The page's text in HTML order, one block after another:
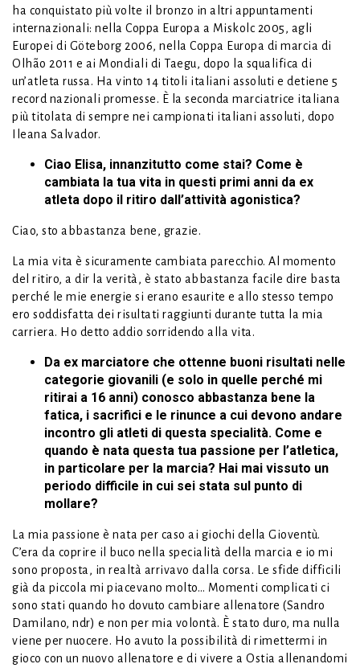
ha conquistato più volte il bronzo in altri appuntamenti
internazionali: nella Coppa Europa a Miskolc 2005, agli
Europei di Göteborg 2006, nella Coppa Europa di marcia di
Olhão 2011 e ai Mondiali di Taegu, dopo la squalifica di
un’atleta russa. Ha vinto 14 titoli italiani assoluti e detiene 5
record nazionali promesse. È la seconda marciatrice italiana
più titolata di sempre nei campionati italiani assoluti, dopo
Ileana Salvador.
Ciao Elisa, innanzitutto come stai? Come è
cambiata la tua vita in questi primi anni da ex
atleta dopo il ritiro dall’attività agonistica?
Ciao, sto abbastanza bene, grazie.
La mia vita è sicuramente cambiata parecchio. Al momento
del ritiro, a dir la verità, è stato abbastanza facile dire basta
perché le mie energie si erano esaurite e allo stesso tempo
ero soddisfatta dei risultati raggiunti durante tutta la mia
carriera. Ho detto addio sorridendo alla vita.
Da ex marciatore che ottenne buoni risultati nelle
categorie giovanili (e solo in quelle perché mi
ritirai a 16 anni) conosco abbastanza bene la
fatica, i sacrifici e le rinunce a cui devono andare
incontro gli atleti di questa specialità. Come e
quando è nata questa tua passione per l’atletica,
in particolare per la marcia? Hai mai vissuto un
periodo difficile in cui sei stata sul punto di
mollare?
La mia passione è nata per caso ai giochi della Gioventù.
C’era da coprire il buco nella specialità della marcia e io mi
sono proposta, in realtà arrivavo dalla corsa. Le sfide difficili
già da piccola mi piacevano molto… Momenti complicati ci
sono stati quando ho dovuto cambiare allenatore (Sandro
Damilano, ndr) e non per mia volontà. È stato duro, ma nulla
viene per nuocere. Ho avuto la possibilità di rimettermi in
gioco con un nuovo allenatore e di vivere a Ostia allenandomi